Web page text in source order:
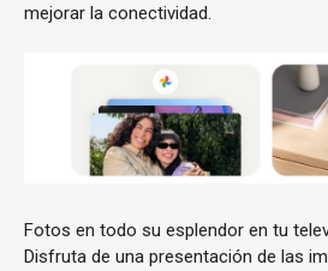
mejorar la conectividad.
Fotos en todo su esplendor en tu
Disfruta de una presentación de las